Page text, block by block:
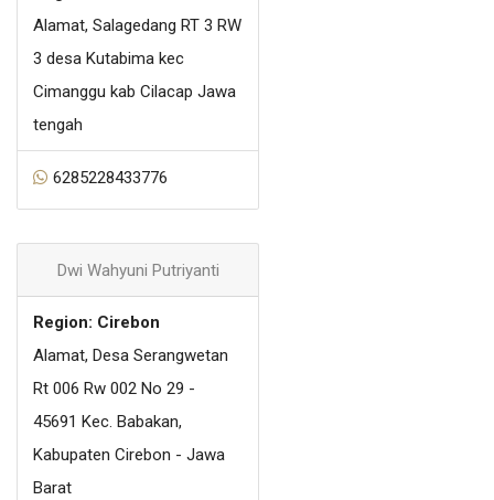
Alamat, Salagedang RT 3 RW
3 desa Kutabima kec
Cimanggu kab Cilacap Jawa
tengah
6285228433776
Dwi Wahyuni Putriyanti
Region: Cirebon
Alamat, Desa Serangwetan
Rt 006 Rw 002 No 29 -
45691 Kec. Babakan,
Kabupaten Cirebon - Jawa
Barat